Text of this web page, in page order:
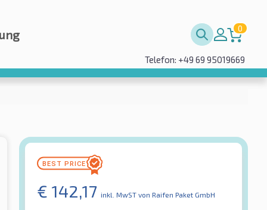
0
Telefon: +49 69 95019669
€ 142,17 inkl. MwST von Raifen Paket GmbH